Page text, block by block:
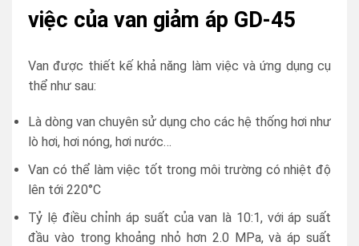
việc của van giảm áp GD-45
Van được thiết kế khả năng làm việc và ứng dụng cụ
thể như sau:
Là dòng van chuyên sử dụng cho các hệ thống hơi như
lò hơi, hơi nóng, hơi nước…
Van có thể làm việc tốt trong môi trường có nhiệt độ
lên tới 220°C
Tỷ lệ điều chỉnh áp suất của van là 10:1, với áp suất
đầu vào trong khoảng nhỏ hơn 2.0 MPa, và áp suất